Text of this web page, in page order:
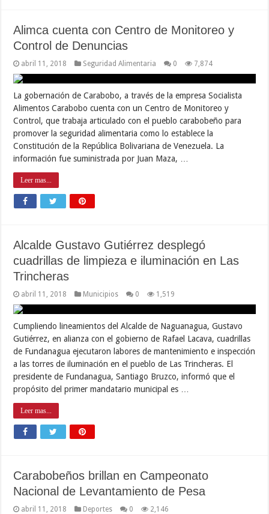
Alimca cuenta con Centro de Monitoreo y
Control de Denuncias
abril 11, 2018 Seguridad Alimentaria 0 7,874
La gobernación de Carabobo, a través de la empresa Socialista
Alimentos Carabobo cuenta con un Centro de Monitoreo y
Control, que trabaja articulado con el pueblo carabobeño para
promover la seguridad alimentaria como lo establece la
Constitución de la República Bolivariana de Venezuela. La
información fue suministrada por Juan Maza, …
Leer mas...
Alcalde Gustavo Gutiérrez desplegó
cuadrillas de limpieza e iluminación en Las
Trincheras
abril 11, 2018 Municipios 0 1,519
Cumpliendo lineamientos del Alcalde de Naguanagua, Gustavo
Gutiérrez, en alianza con el gobierno de Rafael Lacava, cuadrillas
de Fundanagua ejecutaron labores de mantenimiento e inspección
a las torres de iluminación en el pueblo de Las Trincheras. El
presidente de Fundanagua, Santiago Bruzco, informó que el
propósito del primer mandatario municipal es …
Leer mas...
Carabobeños brillan en Campeonato
Nacional de Levantamiento de Pesa
abril 11, 2018 Deportes 0 2,146